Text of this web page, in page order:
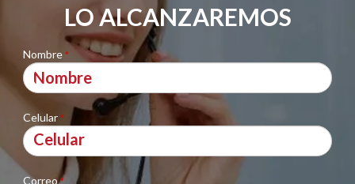
LO ALCANZAREMOS
Nombre*
Celular*
Correo*